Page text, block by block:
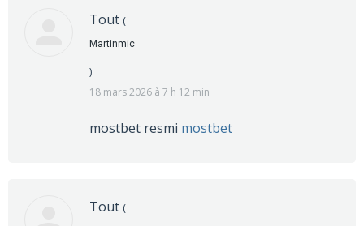
Tout (
Martinmic
)
18 mars 2026 à 7 h 12 min
mostbet resmi mostbet
Tout (